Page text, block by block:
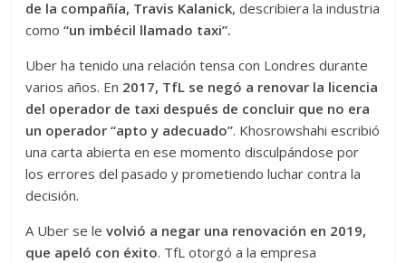
de la compañía, Travis Kalanick, describiera la industria
como“un imbécil llamado taxi”.
Uber ha tenido una relación tensa con Londres durante
varios años. En 2017, TfL se negó a renovar la licencia
del operador de taxi después de concluir que no era
un operador “apto y adecuado”. Khosrowshahi escribió
una carta abierta en ese momento disculpándose por
los errores del pasado y prometiendo luchar contra la
decisión.
A Uber se levolvió a negar una renovación en 2019,
que apeló con éxito. TfL otorgó a la empresa